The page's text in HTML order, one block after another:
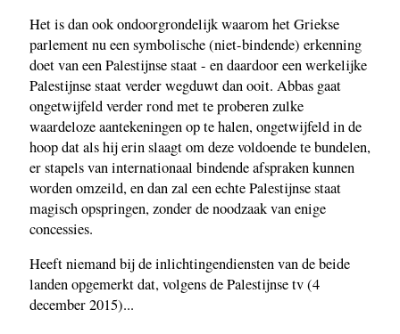
Het is dan ook ondoorgrondelijk waarom het Griekse
parlement nu een symbolische (niet-bindende) erkenning
doet van een Palestijnse staat - en daardoor een werkelijke
Palestijnse staat verder wegduwt dan ooit. Abbas gaat
ongetwijfeld verder rond met te proberen zulke
waardeloze aantekeningen op te halen, ongetwijfeld in de
hoop dat als hij erin slaagt om deze voldoende te bundelen,
er stapels van internationaal bindende afspraken kunnen
worden omzeild, en dan zal een echte Palestijnse staat
magisch opspringen, zonder de noodzaak van enige
concessies.
Heeft niemand bij de inlichtingendiensten van de beide
landen opgemerkt dat, volgens de Palestijnse tv (4
december 2015)...